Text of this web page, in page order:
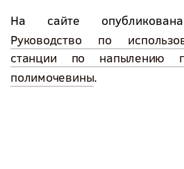
На сайте
Руководство по
станции по напылению
полимочевины.